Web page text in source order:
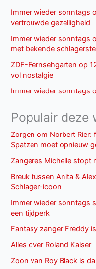
Immer wieder sonntags
vertrouwde gezelligheid
Immer wieder sonntags
met bekende
ZDF-Fernsehgarten op
vol nostalgie
Immer wieder sonntags
Populair deze
Zorgen om Norbert Rier:
Spatzen moet opnieuw
Zangeres Michelle stopt
Breuk tussen Anita &
Schlager-icoon
Immer wieder sonntags
een tijdperk
Fantasy zanger Freddy
Alles over Roland Kaiser
Zoon van Roy Black is